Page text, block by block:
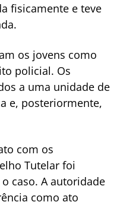
fisicamente e teve
os jovens como
policial. Os
a uma unidade de
e, posteriormente,
com os
Tutelar foi
caso. A autoridade
como ato